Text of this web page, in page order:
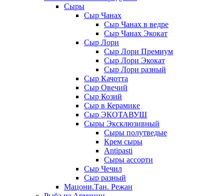
Сыры
Сыр Чанах
Сыр Чанах в ведре
Сыр Чанах Экокат
Сыр Лори
Сыр Лори Премиум
Сыр Лори Экокат
Сыр Лори разный
Сыр Качотта
Сыр Овечий
Сыр Козий
Сыр в Керамике
Сыр ЭКОТАВУШ
Сыры Эксклюзивный
Сыры полутведые
Крем сыры
Antipasti
Сыры ассорти
Сыр Чечил
Сыр разный
Мацони.Тан. Режан